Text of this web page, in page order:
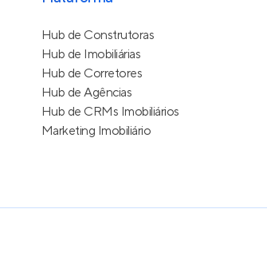
Hub de Construtoras
Hub de Imobiliárias
Hub de Corretores
Hub de Agências
Hub de CRMs Imobiliários
Marketing Imobiliário